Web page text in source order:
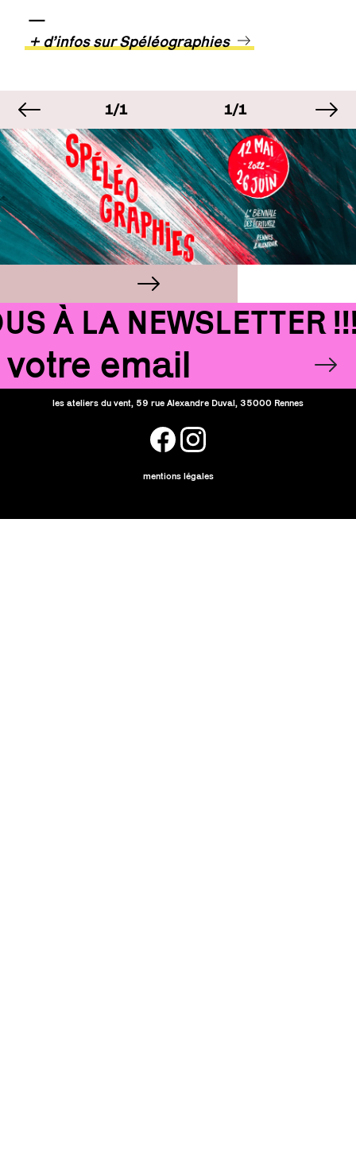
—
+ d’infos sur Spéléographies
image précédente
IMAGE
1/1 IMAGE
1/1 1/1
IMAGE
1/1 IMAGE
1/1 1/1
À LA NEWSLETTER !!!
Email
les ateliers du vent, 59 rue Alexandre Duval, 35000 Rennes
facebookinstagram
mentions légales